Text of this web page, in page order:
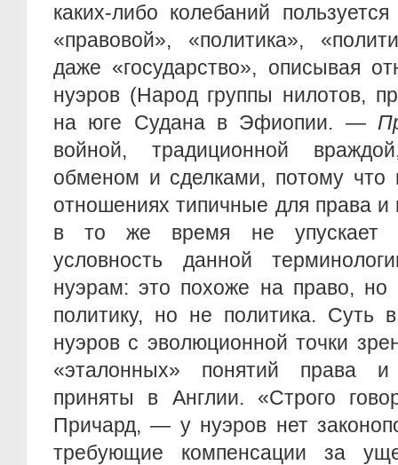
каких-либо колебаний
«правовой», «политика»,
даже «государство», описывая
нуэров (Народ группы нилотов,
на юге Судана в Эфиопии. —
войной, традиционной
обменом и сделками, потому что
отношениях типичные для права
в то же время не упускает
условность данной
нуэрам: это похоже на право,
политику, но не политика. Суть
нуэров с эволюционной точки
«эталонных» понятий права и
приняты в Англии. «Строго
Причард, — у нуэров нет
требующие компенсации за